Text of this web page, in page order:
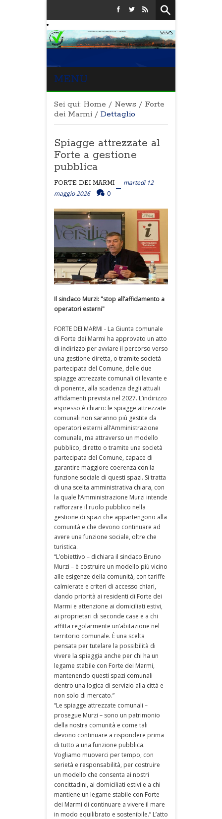
MENU
Sei qui: Home / News / Forte
dei Marmi / Dettaglio
Spiagge attrezzate al
Forte a gestione
pubblica
FORTE DEI MARMI
martedì 12
maggio 2026
0
Il sindaco Murzi: "stop all’affidamento a
operatori esterni"
FORTE DEI MARMI - La Giunta comunale
di Forte dei Marmi ha approvato un atto
di indirizzo per avviare il percorso verso
una gestione diretta, o tramite società
partecipata del Comune, delle due
spiagge attrezzate comunali di levante e
di ponente, alla scadenza degli attuali
affidamenti prevista nel 2027. L’indirizzo
espresso è chiaro: le spiagge attrezzate
comunali non saranno più gestite da
operatori esterni all’Amministrazione
comunale, ma attraverso un modello
pubblico, diretto o tramite una società
partecipata del Comune, capace di
garantire maggiore coerenza con la
funzione sociale di questi spazi. Si tratta
di una scelta amministrativa chiara, con
la quale l’Amministrazione Murzi intende
rafforzare il ruolo pubblico nella
gestione di spazi che appartengono alla
comunità e che devono continuare ad
avere una funzione sociale, oltre che
turistica.
“L’obiettivo – dichiara il sindaco Bruno
Murzi – è costruire un modello più vicino
alle esigenze della comunità, con tariffe
calmierate e criteri di accesso chiari,
dando priorità ai residenti di Forte dei
Marmi e attenzione ai domiciliati estivi,
ai proprietari di seconde case e a chi
affitta regolarmente un’abitazione nel
territorio comunale. È una scelta
pensata per tutelare la possibilità di
vivere la spiaggia anche per chi ha un
legame stabile con Forte dei Marmi,
mantenendo questi spazi comunali
dentro una logica di servizio alla città e
non solo di mercato.”
“Le spiagge attrezzate comunali –
prosegue Murzi – sono un patrimonio
della nostra comunità e come tali
devono continuare a rispondere prima
di tutto a una funzione pubblica.
Vogliamo muoverci per tempo, con
serietà e responsabilità, per costruire
un modello che consenta ai nostri
concittadini, ai domiciliati estivi e a chi
mantiene un legame stabile con Forte
dei Marmi di continuare a vivere il mare
in modo equilibrato e sostenibile.” L’atto